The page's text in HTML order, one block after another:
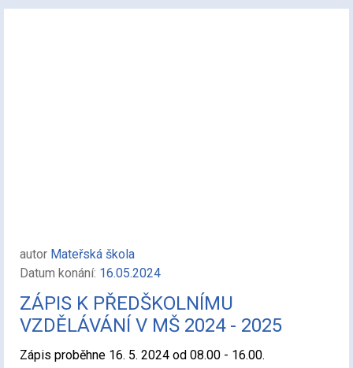
autor Mateřská škola
Datum konání: 16.05.2024
ZÁPIS K PŘEDŠKOLNÍMU
VZDĚLÁVÁNÍ V MŠ 2024 - 2025
Zápis proběhne 16. 5. 2024 od 08.00 - 16.00.